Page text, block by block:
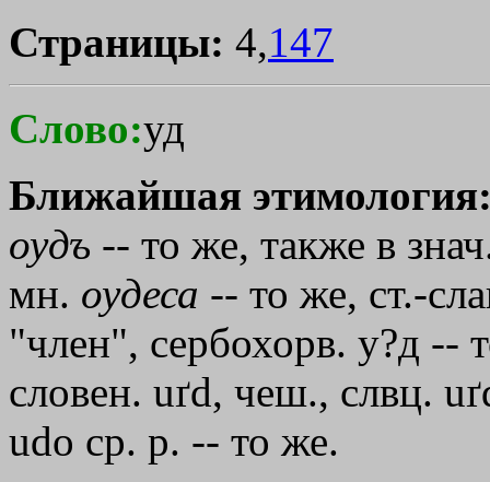
Страницы: 4,147
Слово:уд
Ближайшая
оудъ -- то же, также в
мн. оудеса -- то же, ст.-
"член", сербохорв. у?д --
словен. uґd, чеш., слвц.
udо ср. р. -- то же.